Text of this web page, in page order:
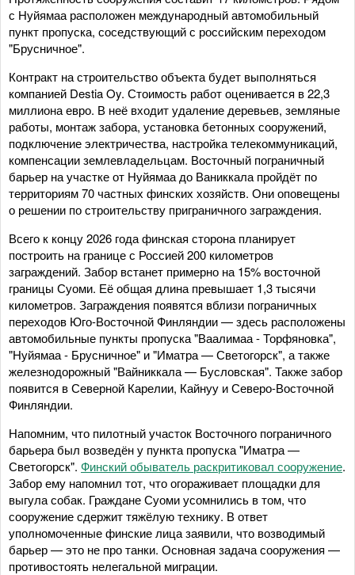
с Нуйямаа расположен международный автомобильный
пункт пропуска, соседствующий с российским переходом
"Брусничное".
Контракт на строительство объекта будет выполняться
компанией Destia Oy. Стоимость работ оценивается в 22,3
миллиона евро. В неё входит удаление деревьев, земляные
работы, монтаж забора, установка бетонных сооружений,
подключение электричества, настройка телекоммуникаций,
компенсации землевладельцам. Восточный пограничный
барьер на участке от Нуйямаа до Ваниккала пройдёт по
территориям 70 частных финских хозяйств. Они оповещены
о решении по строительству приграничного заграждения.
Всего к концу 2026 года финская сторона планирует
построить на границе с Россией 200 километров
заграждений. Забор встанет примерно на 15% восточной
границы Суоми. Её общая длина превышает 1,3 тысячи
километров. Заграждения появятся вблизи пограничных
переходов Юго-Восточной Финляндии — здесь расположены
автомобильные пункты пропуска "Ваалимаа - Торфяновка",
"Нуйямаа - Брусничное" и "Иматра — Светогорск", а также
железнодорожный "Вайниккала — Бусловская". Также забор
появится в Северной Карелии, Кайнуу и Северо-Восточной
Финляндии.
Напомним, что пилотный участок Восточного пограничного
барьера был возведён у пункта пропуска "Иматра —
Светогорск". Финский обыватель раскритиковал сооружение.
Забор ему напомнил тот, что огораживает площадки для
выгула собак. Граждане Суоми усомнились в том, что
сооружение сдержит тяжёлую технику. В ответ
уполномоченные финские лица заявили, что возводимый
барьер — это не про танки. Основная задача сооружения —
противостоять нелегальной миграции.